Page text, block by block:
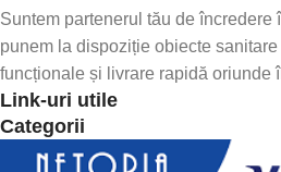
Suntem partenerul tău de încredere
punem la dispoziție obiecte
funcționale și livrare rapidă oriunde
Link-uri utile
Categorii